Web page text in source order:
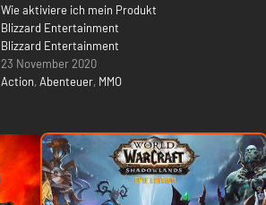
Wie aktiviere ich mein Produkt
Blizzard Entertainment
Blizzard Entertainment
23 November 2020
Action, Abenteuer, MMO